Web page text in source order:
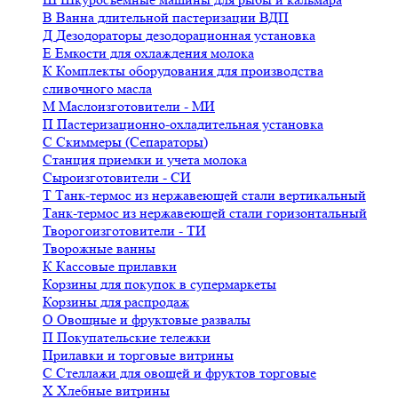
В Ванна длительной пастеризации ВДП
Д Дезодораторы дезодорационная установка
Е Емкости для охлаждения молока
К Комплекты оборудования для производства
сливочного масла
М Маслоизготовители - МИ
П Пастеризационно-охладительная установка
С Скиммеры (Сепараторы)
Станция приемки и учета молока
Сыроизготовители - СИ
Т Танк-термос из нержавеющей стали вертикальный
Танк-термос из нержавеющей стали горизонтальный
Творогоизготовители - ТИ
Творожные ванны
К Кассовые прилавки
Корзины для покупок в супермаркеты
Корзины для распродаж
О Овощные и фруктовые развалы
П Покупательские тележки
Прилавки и торговые витрины
С Стеллажи для овощей и фруктов торговые
Х Хлебные витрины